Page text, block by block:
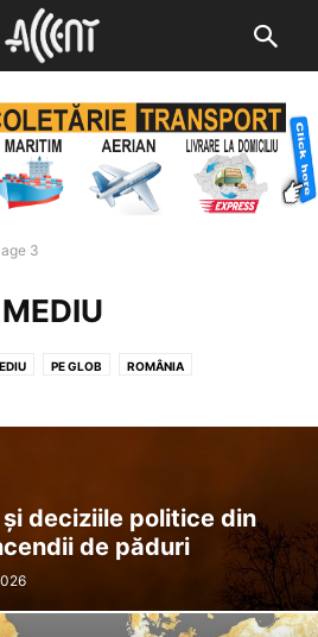
3
MEDIU
PE GLOB ROMÂNIA
deciziile politice din
de păduri